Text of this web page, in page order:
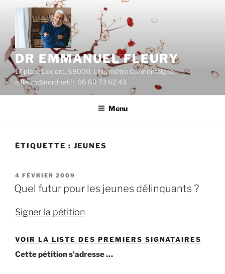
Aller
contenu
principal
DR EMMANUEL FLEURY
17 place Leclerc, 59000, Lille, métro Cormontaigne,
e.fleury@nordnet.fr, 06 89 73 62 43
Menu
ÉTIQUETTE : JEUNES
PUBLIÉ
LE
4 FÉVRIER 2009
Quel futur pour les jeunes délinquants ?
Signer la pétition
VOIR LA LISTE DES PREMIERS SIGNATAIRES
Cette pétition s’adresse …